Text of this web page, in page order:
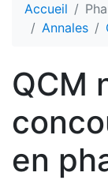
Accueil
Annales
QCM
en